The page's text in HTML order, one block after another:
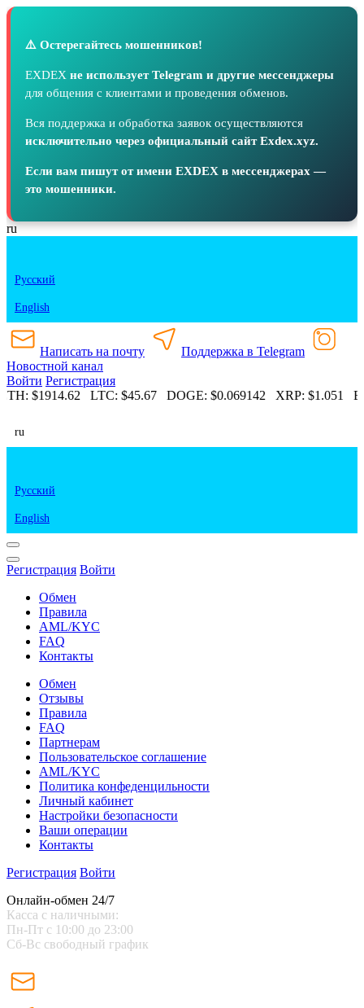
⚠️ Остерегайтесь мошенников!
EXDEX не использует Telegram и другие мессенджеры
для общения с клиентами и проведения обменов.
Вся поддержка и обработка заявок осуществляются
исключительно через официальный сайт Exdex.xyz.
Если вам пишут от имени EXDEX в мессенджерах —
это мошенники.
ru
Русский
English
Написать на почту
Поддержка в Telegram
Новостной канал
Войти Регистрация
$1914.62 LTC:$45.67 DOGE:$0.069142 XRP:$1.051
ru
Русский
English
Регистрация Войти
Обмен
Правила
AML/KYC
FAQ
Контакты
Обмен
Отзывы
Правила
FAQ
Партнерам
Пользовательское соглашение
AML/KYC
Политика конфеденцильности
Личный кабинет
Настройки безопасности
Ваши операции
Контакты
Регистрация Войти
Онлайн-обмен 24/7
Касса с наличными:
Пн-Пт с 10:00 до 23:00
Сб-Вс свободный график